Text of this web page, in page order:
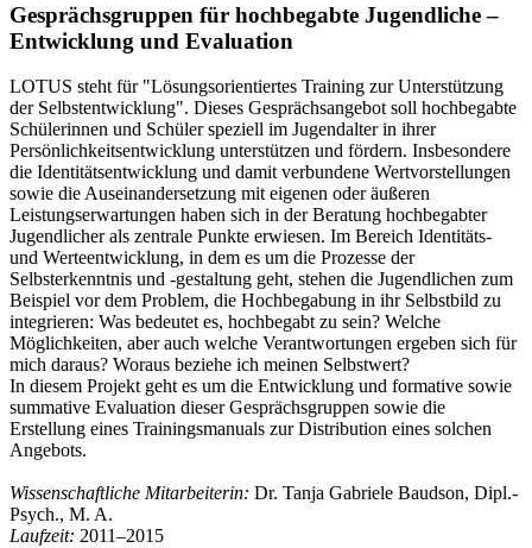
Gesprächsgruppen für hochbegabte Jugendliche –
Entwicklung und Evaluation
LOTUS steht für "Lösungsorientiertes Training zur Unterstützung
der Selbstentwicklung". Dieses Gesprächsangebot soll hochbegabte
Schülerinnen und Schüler speziell im Jugendalter in ihrer
Persönlichkeitsentwicklung unterstützen und fördern. Insbesondere
die Identitätsentwicklung und damit verbundene Wertvorstellungen
sowie die Auseinandersetzung mit eigenen oder äußeren
Leistungserwartungen haben sich in der Beratung hochbegabter
Jugendlicher als zentrale Punkte erwiesen. Im Bereich Identitäts-
und Werteentwicklung, in dem es um die Prozesse der
Selbsterkenntnis und -gestaltung geht, stehen die Jugendlichen zum
Beispiel vor dem Problem, die Hochbegabung in ihr Selbstbild zu
integrieren: Was bedeutet es, hochbegabt zu sein? Welche
Möglichkeiten, aber auch welche Verantwortungen ergeben sich für
mich daraus? Woraus beziehe ich meinen Selbstwert?
In diesem Projekt geht es um die Entwicklung und formative sowie
summative Evaluation dieser Gesprächsgruppen sowie die
Erstellung eines Trainingsmanuals zur Distribution eines solchen
Angebots.
Wissenschaftliche Mitarbeiterin: Dr. Tanja Gabriele Baudson, Dipl.-
Psych., M. A.
Laufzeit: 2011–2015